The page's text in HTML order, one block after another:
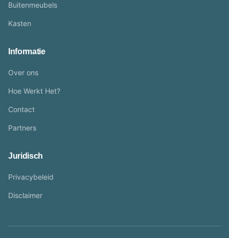
Buitenmeubels
Kasten
Informatie
Over ons
Hoe Werkt Het?
Contact
Partners
Juridisch
Privacybeleid
Disclaimer